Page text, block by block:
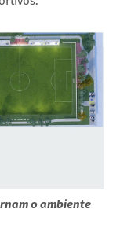
o ambiente